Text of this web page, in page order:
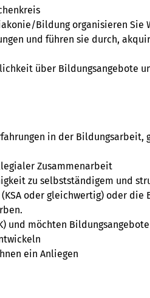
Bildung organisieren
und führen sie durch,
über Bildungsangebote
in der Bildungsarbeit,
Zusammenarbeit
zu selbstständigem und
oder gleichwertig) oder die
und möchten
ein Anliegen